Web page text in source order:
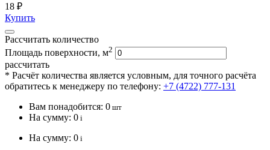
18 ₽
Купить
Рассчитать количество
Площадь поверхности, м2
рассчитать
* Расчёт количества является условным, для точного расчёта
обратитесь к менеджеру по телефону: +7 (4722) 777-131
Вам понадобится: 0 шт
На сумму: 0 i
На сумму: 0 i